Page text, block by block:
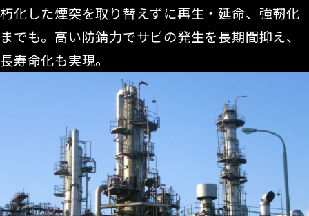
朽化した煙突を取り替えずに再生・延命、強靭化
までも。高い防錆力でサビの発生を長期間抑え、
長寿命化も実現。